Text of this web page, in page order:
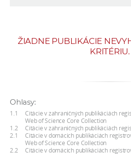
ŽIADNE PUBLIKÁCIE
KRITÉRIU.
Ohlasy:
1.1
Citácie v zahraničných publikáciách
Web of Science Core Collection
1.2
Citácie v zahraničných publikáciách
2.1
Citácie v domácich publikáciách
Web of Science Core Collection
2.2
Citácie v domácich publikáciách